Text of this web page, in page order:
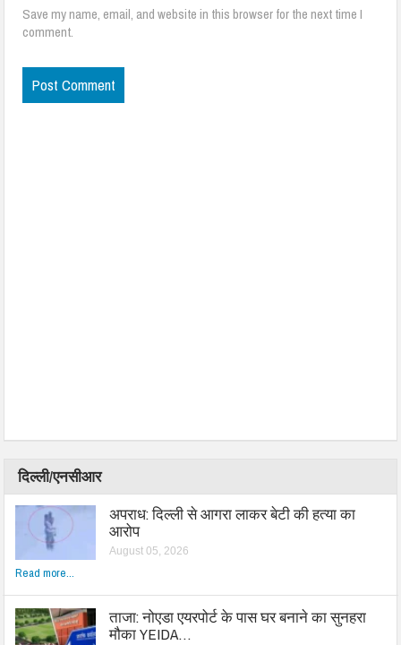
Save my name, email, and website in this browser for the next time I
comment.
दिल्ली/एनसीआर
अपराध: दिल्ली से आगरा लाकर बेटी की हत्या का
आरोप
August 05, 2026
Read more...
ताजा: नोएडा एयरपोर्ट के पास घर बनाने का सुनहरा
मौका YEIDA…